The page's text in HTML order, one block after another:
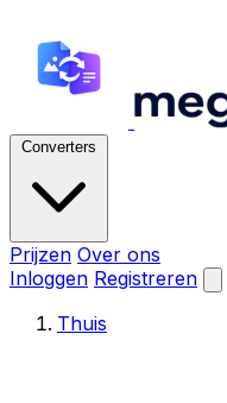
Converters
Prijzen Over ons
Inloggen Registreren
Thuis